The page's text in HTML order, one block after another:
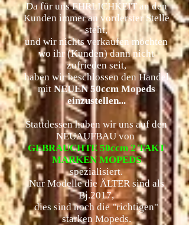
Da für uns EHRLICHKEIT an den
Kunden immer an vorderster Stelle
steht,
und wir nichts verkaufen möchten
wo ihr (Kunden) dann nicht
zufrieden seit,
haben wir beschlossen den Handel
mit NEUEN 50ccm Mopeds
einzustellen...
Stattdessen haben wir uns auf den
NEUAUFBAU von
GEBRAUCHTE 50ccm 2 TAKT
MARKEN MOPEDS
spezialisiert.
Nur Modelle die ÄLTER sind als
Bj.2017,
dies sind noch die "richtigen"
starken Mopeds.